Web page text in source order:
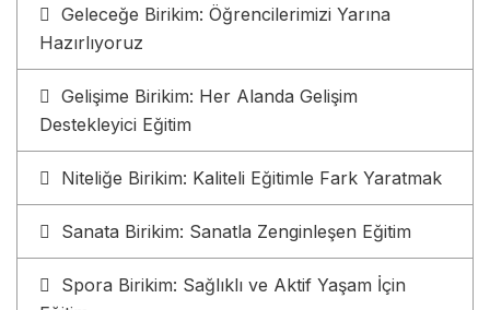
Geleceğe Birikim: Öğrencilerimizi Yarına
Hazırlıyoruz
Gelişime Birikim: Her Alanda Gelişim
Destekleyici Eğitim
Niteliğe Birikim: Kaliteli Eğitimle Fark Yaratmak
Sanata Birikim: Sanatla Zenginleşen Eğitim
Spora Birikim: Sağlıklı ve Aktif Yaşam İçin